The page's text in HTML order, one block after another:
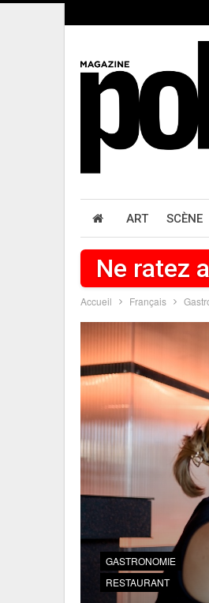
ART SCÈNE
Ne ratez
Accueil Français
GASTRONOMIE
RESTAURANT